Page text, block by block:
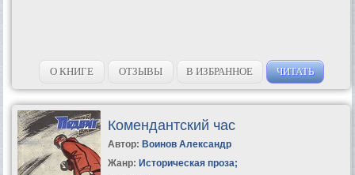
О КНИГЕ ОТЗЫВЫ В ИЗБРАННОЕ ЧИТАТЬ
Комендантский час
Автор: Воинов Александр
Жанр: Историческая проза;